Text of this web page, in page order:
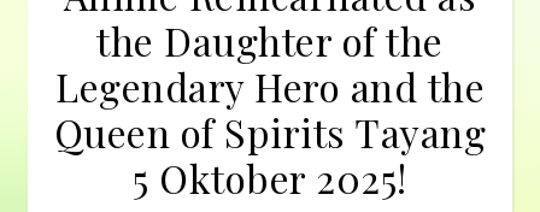
the Daughter of the
Legendary Hero and the
Queen of Spirits Tayang
5 Oktober 2025!